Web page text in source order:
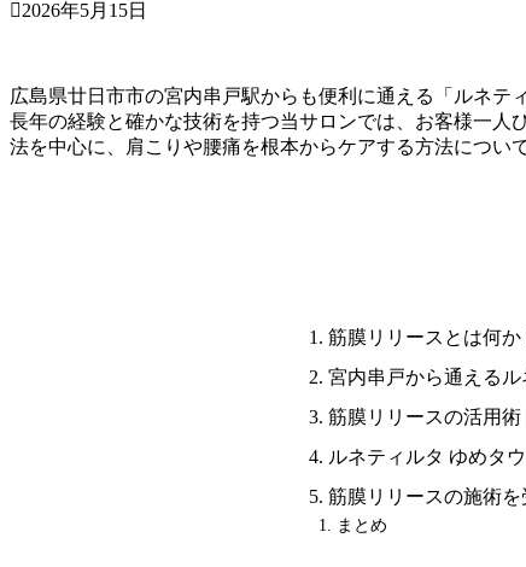
2026年5月15日
広島県廿日市市の宮内串戸駅からも便利に通える「ルネテ
長年の経験と確かな技術を持つ当サロンでは、お客様一人
法を中心に、肩こりや腰痛を根本からケアする方法につい
筋膜リリースとは何か
宮内串戸から通える
筋膜リリースの活用
ルネティルタ ゆめタ
筋膜リリースの施術
まとめ